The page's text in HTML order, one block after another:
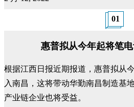
01
惠普拟从今年起将笔
根据江西日报近期报道，惠普拟从
入南昌，这将带动华勤南昌制造基
产业链企业也将受益。